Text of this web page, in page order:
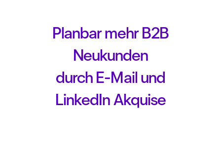
Planbar mehr B2B
Neukunden
durch E-Mail und
LinkedIn Akquise